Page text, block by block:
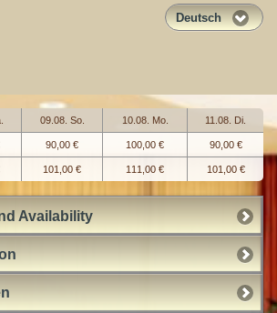
Deutsch
09.08. So. 10.08. Mo. 11.08. Di.
90,00 € 100,00 € 90,00 €
101,00 € 111,00 € 101,00 €
Availability